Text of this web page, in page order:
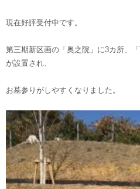
現在好評受付中です。
第三期新区画の「奥之院」に3カ所、
が設置され、
お墓参りがしやすくなりました。